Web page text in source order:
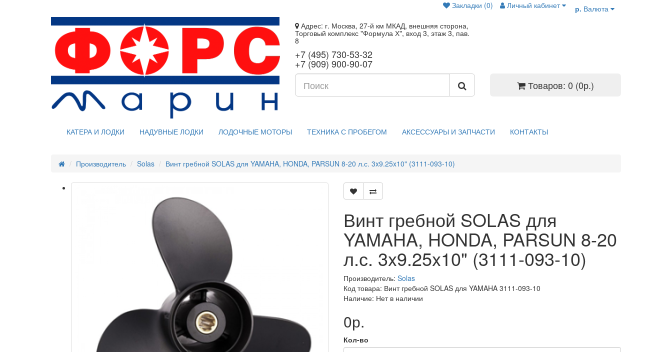
Закладки (0) Личный кабинет р. Валюта
Адрес: г. Москва, 27-й км МКАД, внешняя сторона,
Торговый комплекс "Формула Х", вход 3, этаж 3, пав.
8
+7 (495) 730-53-32
+7 (909) 900-90-07
Товаров: 0 (0р.)
КАТЕРА И ЛОДКИ НАДУВНЫЕ ЛОДКИ ЛОДОЧНЫЕ МОТОРЫ ТЕХНИКА С ПРОБЕГОМ АКСЕССУАРЫ И ЗАПЧАСТИ КОНТАКТЫ
Производитель Solas Винт гребной SOLAS для YAMAHA, HONDA, PARSUN 8-20 л.с. 3x9.25x10" (3111-093-10)
Винт гребной SOLAS для
YAMAHA, HONDA, PARSUN 8-20
л.с. 3x9.25x10" (3111-093-10)
Производитель: Solas
Код товара: Винт гребной SOLAS для YAMAHA 3111-093-10
Наличие: Нет в наличии
0р.
Кол-во